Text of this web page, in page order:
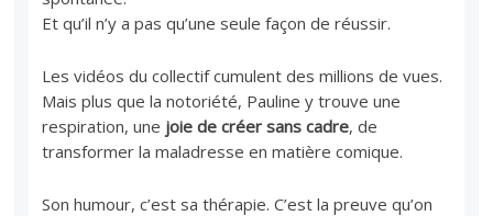
Et qu’il n’y a pas qu’une seule façon de réussir.
Les vidéos du collectif cumulent des millions de vues.
Mais plus que la notoriété, Pauline y trouve une
respiration, une joie de créer sans cadre, de
transformer la maladresse en matière comique.
Son humour, c’est sa thérapie. C’est la preuve qu’on